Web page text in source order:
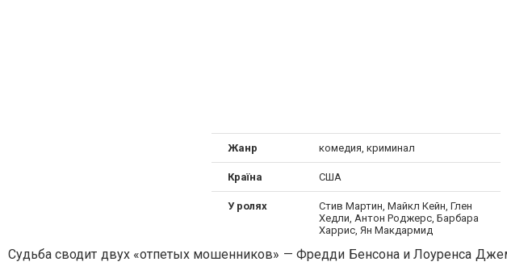
Жанр комедия, криминал
Країна США
У ролях
Стив Мартин, Майкл Кейн, Глен
Хедли, Антон Роджерс, Барбара
Харрис, Ян Макдармид
Судьба сводит двух «отпетых мошенников» — Фредди Бенсона и Лоуренса